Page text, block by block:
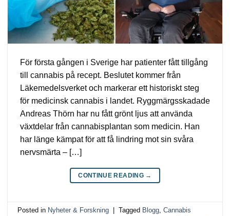
För första gången i Sverige har patienter fått tillgång
till cannabis på recept. Beslutet kommer från
Läkemedelsverket och markerar ett historiskt steg
för medicinsk cannabis i landet. Ryggmärgsskadade
Andreas Thörn har nu fått grönt ljus att använda
växtdelar från cannabisplantan som medicin. Han
har länge kämpat för att få lindring mot sin svåra
nervsmärta – […]
CONTINUE READING →
Posted in Nyheter & Forskning Tagged Blogg,Cannabis